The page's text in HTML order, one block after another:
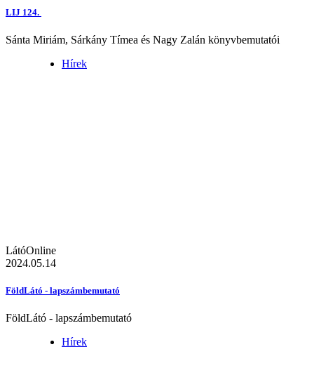
LIJ 124.
Sánta Miriám, Sárkány Tímea és Nagy Zalán könyvbemutatói
Hírek
LátóOnline
2024.05.14
FöldLátó - lapszámbemutató
FöldLátó - lapszámbemutató
Hírek